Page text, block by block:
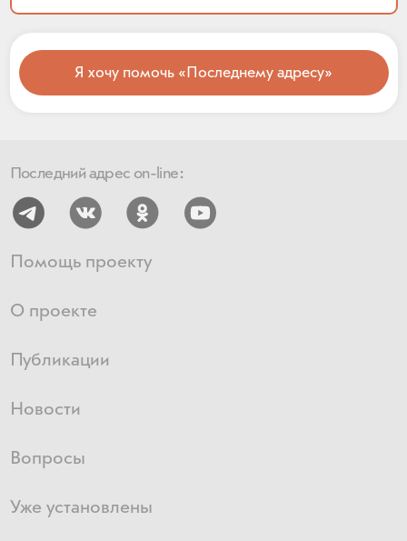
Я хочу помочь «Последнему адресу»
Последний адрес on-line:
Помощь проекту
О проекте
Публикации
Новости
Вопросы
Уже установлены